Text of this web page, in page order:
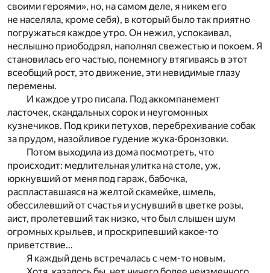
своими героями», но, на самом деле, я никем его
не населяла, кроме себя), в который было так приятно
погружаться каждое утро. Он нежил, успокаивал,
неслышно приободрял, наполнял свежестью и покоем. Я
становилась его частью, понемногу втягиваясь в этот
всеобщий рост, это движение, эти невидимые глазу
перемены.
И каждое утро писала. Под аккомпанемент
ласточек, скандальных сорок и неугомонных
кузнечиков. Под крики петухов, перебрехивание собак
за прудом, назойливое гудение жука-бронзовки.
Потом выходила из дома посмотреть, что
происходит: медлительная улитка на столе, уж,
юркнувший от меня под гараж, бабочка,
распластавшаяся на желтой скамейке, шмель,
обессилевший от счастья и уснувший в цветке розы,
аист, пролетевший так низко, что был слышен шум
огромных крыльев, и проскрипевший какое-то
приветствие…
Я каждый день встречалась с чем-то новым.